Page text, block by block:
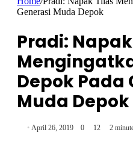
Generasi Muda Depok
Pradi:
Depok Pada
Muda Depok
April 26, 2019 0 12 2